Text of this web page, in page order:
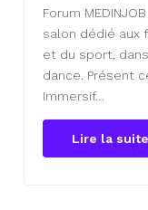
Forum
salon dédié aux
et du sport,
dance. Présent
Immersif…
Lire la suite